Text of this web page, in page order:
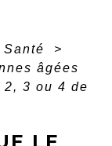
>
âgées
3 ou 4 de